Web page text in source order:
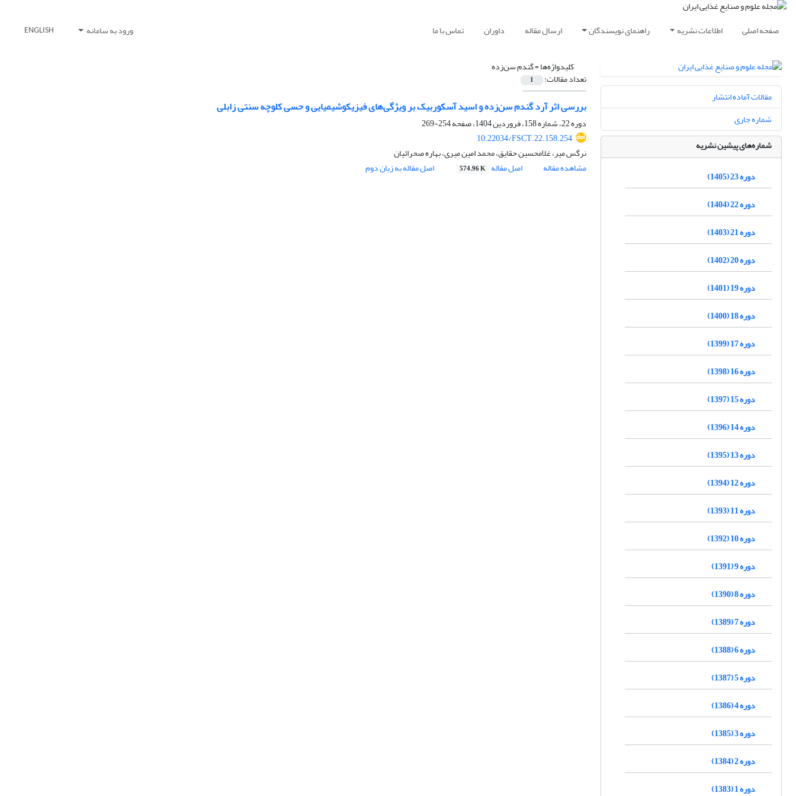
صفحه اصلی اطلاعات نشریه راهنمای نویسندگان ارسال مقاله داوران تماس با ما ورود به سامانه ENGLISH
کلیدواژه‌ها =گندم سن‌زده
تعداد مقالات: 1
بررسی اثر آرد گندم سن‌زده و اسید آسکوربیک بر ویژگی‌های فیزیکوشیمیایی و حسی کلوچه سنتی زابلی
دوره 22، شماره 158، فروردین 1404، صفحه
254-269
10.22034/FSCT.22.158.254
نرگس میر، غلامحسین حقایق، محمد امین میری، بهاره صحرائیان
مشاهده مقاله
اصل مقاله 574.96 K اصل مقاله به زبان دوم
مقالات آماده انتشار
شماره جاری
شماره‌های پیشین نشریه
دوره 23 (1405)
دوره 22 (1404)
دوره 21 (1403)
دوره 20 (1402)
دوره 19 (1401)
دوره 18 (1400)
دوره 17 (1399)
دوره 16 (1398)
دوره 15 (1397)
دوره 14 (1396)
دوره 13 (1395)
دوره 12 (1394)
دوره 11 (1393)
دوره 10 (1392)
دوره 9 (1391)
دوره 8 (1390)
دوره 7 (1389)
دوره 6 (1388)
دوره 5 (1387)
دوره 4 (1386)
دوره 3 (1385)
دوره 2 (1384)
دوره 1 (1383)